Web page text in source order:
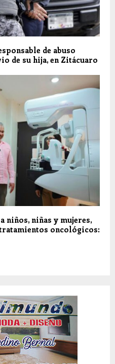
de abuso
de su hija, en Zitácuaro
niños, niñas y mujeres,
oncológicos: